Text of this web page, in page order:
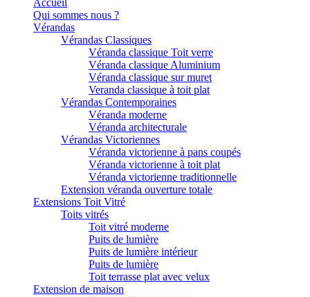
Accueil
Qui sommes nous ?
Vérandas
Vérandas Classiques
Véranda classique Toit verre
Véranda classique Aluminium
Véranda classique sur muret
Veranda classique à toit plat
Vérandas Contemporaines
Véranda moderne
Véranda architecturale
Vérandas Victoriennes
Véranda victorienne à pans coupés
Véranda victorienne à toit plat
Véranda victorienne traditionnelle
Extension véranda ouverture totale
Extensions Toit Vitré
Toits vitrés
Toit vitré moderne
Puits de lumière
Puits de lumière intérieur
Puits de lumière
Toit terrasse plat avec velux
Extension de maison